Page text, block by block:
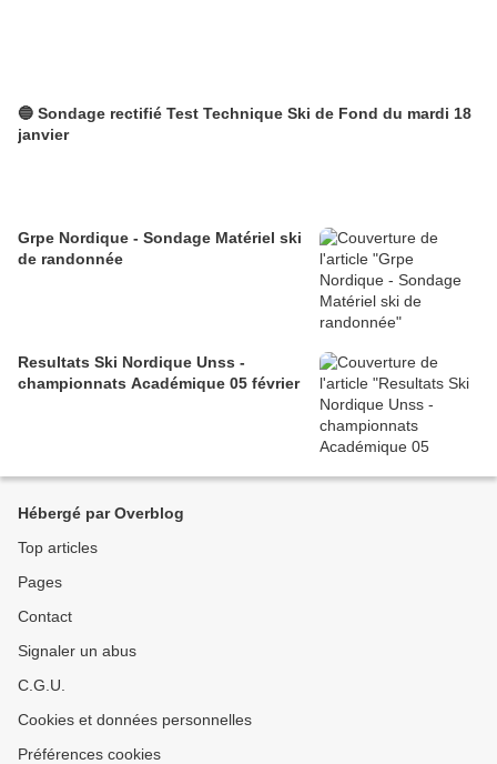
🔵 Sondage rectifié Test Technique Ski de Fond du mardi 18
janvier
Grpe Nordique - Sondage Matériel ski
de randonnée
Resultats Ski Nordique Unss -
championnats Académique 05 février
Hébergé par Overblog
Top articles
Pages
Contact
Signaler un abus
C.G.U.
Cookies et données personnelles
Préférences cookies